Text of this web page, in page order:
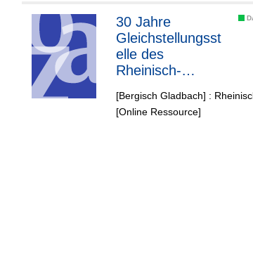
30 Jahre
Gleichstellungsst
elle des
Rheinisch-
Kreises
[Bergisch Gladbach] :
[Online Ressource]